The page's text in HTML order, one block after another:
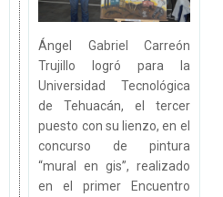
Ángel Gabriel Carreón
Trujillo logró para la
Universidad Tecnológica
de Tehuacán, el tercer
puesto con su lienzo, en el
concurso de pintura
“mural en gis”, realizado
en el primer Encuentro